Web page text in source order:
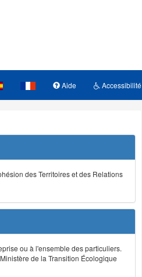
Aide Accessibilité
des Territoires et des Relations
ou à l'ensemble des particuliers.
de la Transition Écologique